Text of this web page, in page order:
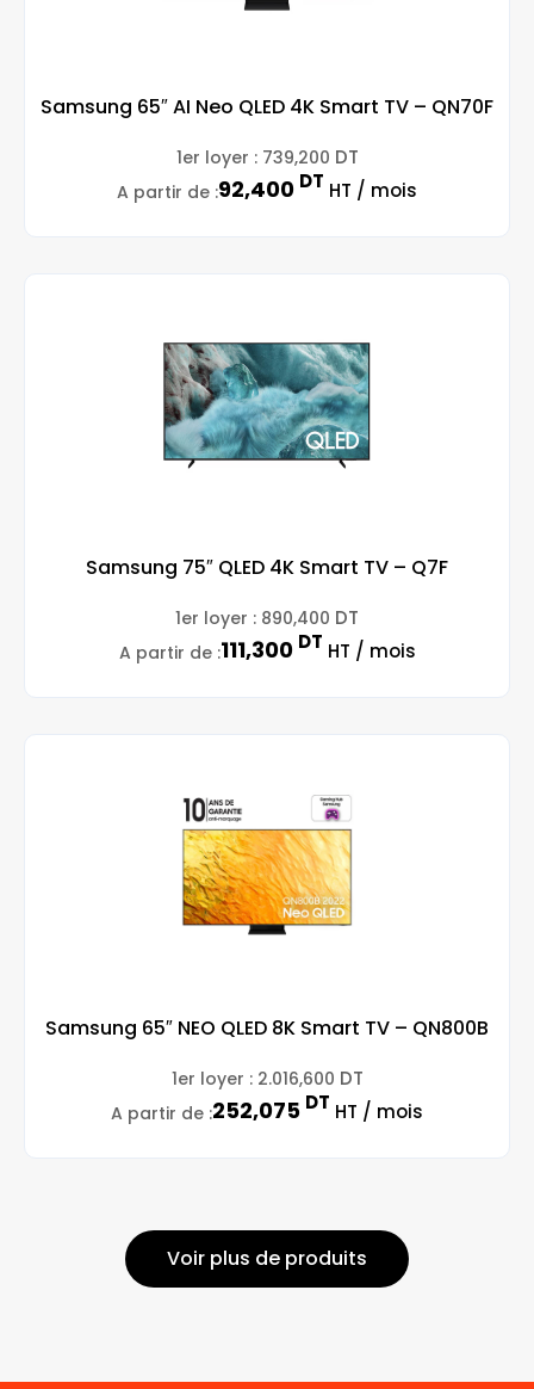
Samsung 65″ AI Neo QLED 4K Smart TV – QN70F
1er loyer : 739,200 DT
A partir de :92,400 DT HT / mois
Samsung 75″ QLED 4K Smart TV – Q7F
1er loyer : 890,400 DT
A partir de :111,300 DT HT / mois
Samsung 65″ NEO QLED 8K Smart TV – QN800B
1er loyer : 2.016,600 DT
A partir de :252,075 DT HT / mois
Voir plus de produits